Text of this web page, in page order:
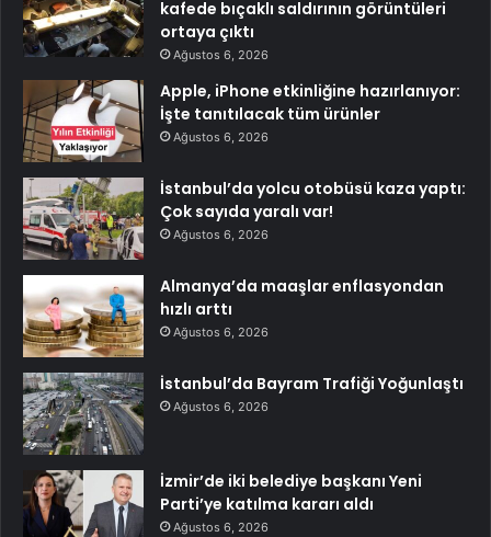
kafede bıçaklı saldırının görüntüleri
ortaya çıktı
Ağustos 6, 2026
Apple, iPhone etkinliğine hazırlanıyor:
İşte tanıtılacak tüm ürünler
Ağustos 6, 2026
İstanbul’da yolcu otobüsü kaza yaptı:
Çok sayıda yaralı var!
Ağustos 6, 2026
Almanya’da maaşlar enflasyondan
hızlı arttı
Ağustos 6, 2026
İstanbul’da Bayram Trafiği Yoğunlaştı
Ağustos 6, 2026
İzmir’de iki belediye başkanı Yeni
Parti’ye katılma kararı aldı
Ağustos 6, 2026